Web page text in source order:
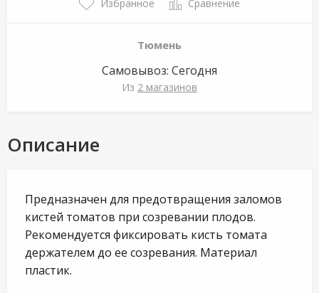
Избранное Сравнение
Тюмень
Самовывоз: Сегодня
Из 2 магазинов
Описание
Предназначен для предотвращения заломов
кистей томатов при созревании плодов.
Рекомендуется фиксировать кисть томата
держателем до ее созревания. Материал
пластик.